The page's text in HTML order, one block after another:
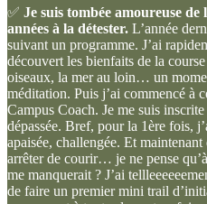
✅ Je suis tombée amoureuse de
années à la détester. L’année
suivant un programme. J’ai
découvert les bienfaits de la
oiseaux, la mer au loin… un
méditation. Puis j’ai commencé à
Campus Coach. Je me suis
dépassée. Bref, pour la 1ère fois,
apaisée, challengée. Et
arrêter de courir… je ne pense
me manquerait ? J’ai
de faire un premier mini trail